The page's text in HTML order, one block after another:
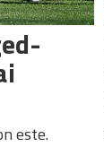
este.